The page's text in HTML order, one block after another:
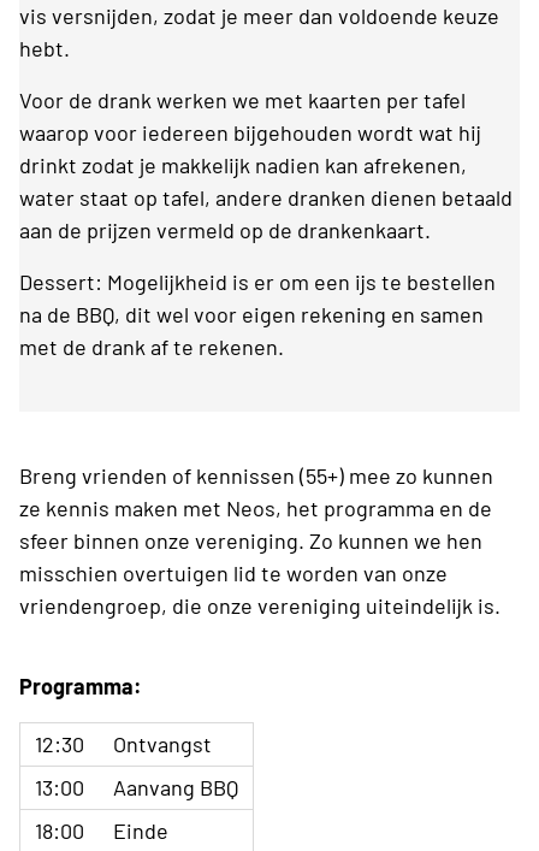
vis versnijden, zodat je meer dan voldoende keuze
hebt.
Voor de drank werken we met kaarten per tafel
waarop voor iedereen bijgehouden wordt wat hij
drinkt zodat je makkelijk nadien kan afrekenen,
water staat op tafel, andere dranken dienen betaald
aan de prijzen vermeld op de drankenkaart.
Dessert: Mogelijkheid is er om een ijs te bestellen
na de BBQ, dit wel voor eigen rekening en samen
met de drank af te rekenen.
Breng vrienden of kennissen (55+) mee zo kunnen
ze kennis maken met Neos, het programma en de
sfeer binnen onze vereniging. Zo kunnen we hen
misschien overtuigen lid te worden van onze
vriendengroep, die onze vereniging uiteindelijk is.
Programma:
12:30
Ontvangst
13:00
Aanvang BBQ
18:00
Einde